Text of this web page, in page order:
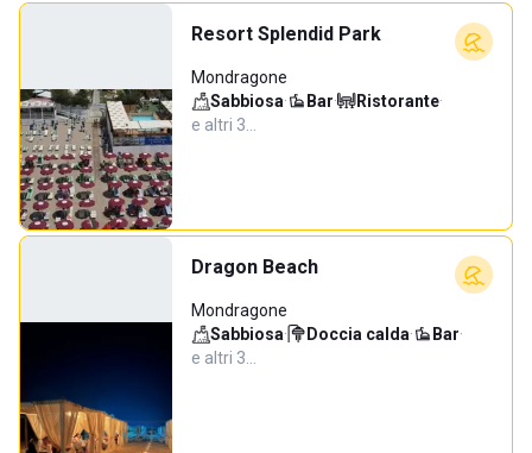
Resort Splendid Park
Mondragone
Sabbiosa· Bar· Ristorante·
e altri 3…
Dragon Beach
Mondragone
Sabbiosa· Doccia calda· Bar·
e altri 3…